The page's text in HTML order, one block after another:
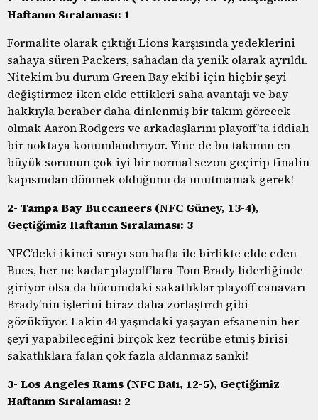
Haftanın Sıralaması: 1
Formalite olarak çıktığı Lions karşısında yedeklerini
sahaya süren Packers, sahadan da yenik olarak ayrıldı.
Nitekim bu durum Green Bay ekibi için hiçbir şeyi
değiştirmez iken elde ettikleri saha avantajı ve bay
hakkıyla beraber daha dinlenmiş bir takım görecek
olmak Aaron Rodgers ve arkadaşlarını playoff’ta iddialı
bir noktaya konumlandırıyor. Yine de bu takımın en
büyük sorunun çok iyi bir normal sezon geçirip finalin
kapısından dönmek olduğunu da unutmamak gerek!
2- Tampa Bay Buccaneers (NFC Güney, 13-4),
Geçtiğimiz Haftanın Sıralaması: 3
NFC’deki ikinci sırayı son hafta ile birlikte elde eden
Bucs, her ne kadar playoff’lara Tom Brady liderliğinde
giriyor olsa da hücumdaki sakatlıklar playoff canavarı
Brady’nin işlerini biraz daha zorlaştırdı gibi
gözüküyor. Lakin 44 yaşındaki yaşayan efsanenin her
şeyi yapabileceğini birçok kez tecrübe etmiş birisi
sakatlıklara falan çok fazla aldanmaz sanki!
3- Los Angeles Rams (NFC Batı, 12-5), Geçtiğimiz
Haftanın Sıralaması: 2